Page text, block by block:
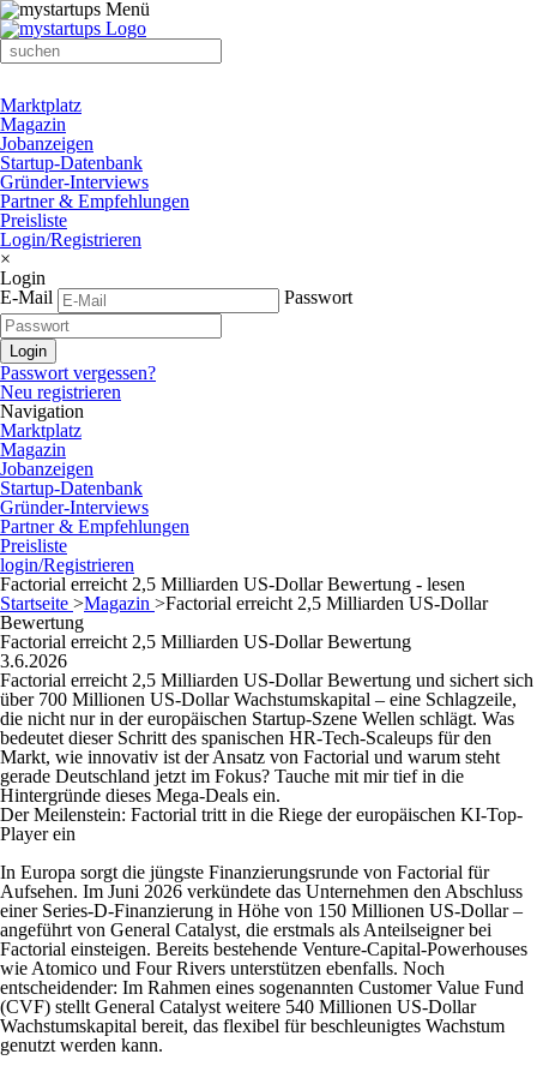
Marktplatz
Magazin
Jobanzeigen
Startup-Datenbank
Gründer-Interviews
Partner & Empfehlungen
Preisliste
Login/Registrieren
×
Login
E-Mail
Passwort
Passwort vergessen?
Neu registrieren
Navigation
Marktplatz
Magazin
Jobanzeigen
Startup-Datenbank
Gründer-Interviews
Partner & Empfehlungen
Preisliste
login/Registrieren
Factorial erreicht 2,5 Milliarden US-Dollar Bewertung - lesen
Startseite >Magazin >Factorial erreicht 2,5 Milliarden US-Dollar
Bewertung
Factorial erreicht 2,5 Milliarden US-Dollar Bewertung
3.6.2026
Factorial erreicht 2,5 Milliarden US-Dollar Bewertung und sichert sich
über 700 Millionen US-Dollar Wachstumskapital – eine Schlagzeile,
die nicht nur in der europäischen Startup-Szene Wellen schlägt. Was
bedeutet dieser Schritt des spanischen HR-Tech-Scaleups für den
Markt, wie innovativ ist der Ansatz von Factorial und warum steht
gerade Deutschland jetzt im Fokus? Tauche mit mir tief in die
Hintergründe dieses Mega-Deals ein.
Der Meilenstein: Factorial tritt in die Riege der europäischen KI-Top-
Player ein
In Europa sorgt die jüngste Finanzierungsrunde von Factorial für
Aufsehen. Im Juni 2026 verkündete das Unternehmen den Abschluss
einer Series-D-Finanzierung in Höhe von 150 Millionen US-Dollar –
angeführt von General Catalyst, die erstmals als Anteilseigner bei
Factorial einsteigen. Bereits bestehende Venture-Capital-Powerhouses
wie Atomico und Four Rivers unterstützen ebenfalls. Noch
entscheidender: Im Rahmen eines sogenannten Customer Value Fund
(CVF) stellt General Catalyst weitere 540 Millionen US-Dollar
Wachstumskapital bereit, das flexibel für beschleunigtes Wachstum
genutzt werden kann.